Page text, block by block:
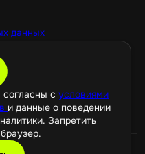
с условиями
и данные о поведении
Запретить
данных